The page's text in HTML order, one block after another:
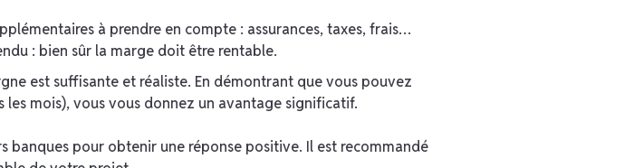
à prendre en compte : assurances, taxes, frais…
: bien sûr la marge doit être rentable.
est suffisante et réaliste. En démontrant que vous pouvez
mois), vous vous donnez un avantage significatif.
banques pour obtenir une réponse positive. Il est recommandé